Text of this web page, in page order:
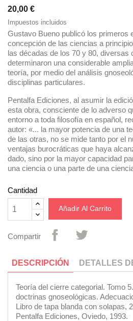
20,00 €
Impuestos incluidos
Gustavo Bueno publicó los primeros
concepción de las ciencias a
las décadas de los 70 y 80, diversas
determinaron una considerable
teoría, por medio del análisis
disciplinas particulares.
Pentalfa Ediciones, al asumir la
esta obra, consciente de lo adverso
entorno a toda filosofía en español,
autor: «... la mayor potencia de una
de las otras, no se mide tanto por el
ventajas burocráticas que haya
dado, sino por la mayor capacidad
una ciencia o una parte de una
Cantidad
Añadir Al Carrito
Compartir
DESCRIPCIÓN DETALLES
Teoría del cierre categorial. Tomo
doctrinas gnoseológicas.
Libro de tapa blanda con solapas,
Pentalfa Ediciones, Oviedo, 1993.